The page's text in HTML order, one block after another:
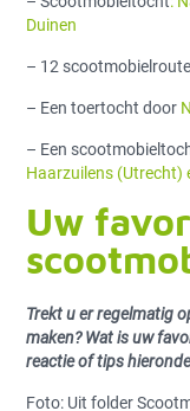
Duinen
– 12
– Een toertocht door
– Een
Haarzuilens (Utrecht)
Uw
Trekt u er regelmatig
maken? Wat is uw
reactie of tips
Foto: Uit folder